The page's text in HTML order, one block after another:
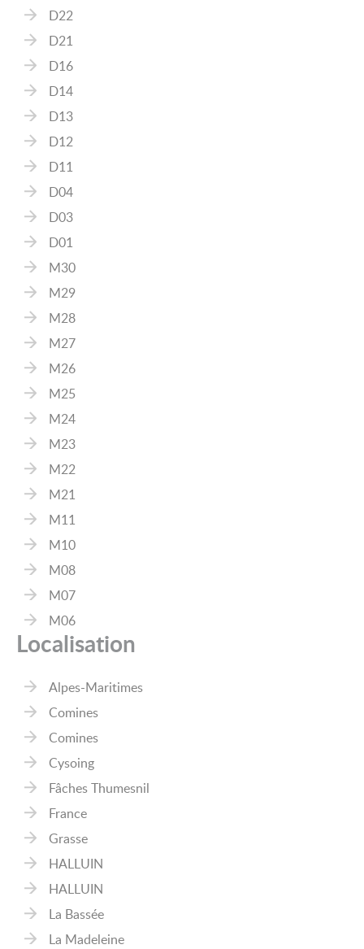
D22
D21
D16
D14
D13
D12
D11
D04
D03
D01
M30
M29
M28
M27
M26
M25
M24
M23
M22
M21
M11
M10
M08
M07
M06
Localisation
Alpes-Maritimes
Comines
Comines
Cysoing
Fâches Thumesnil
France
Grasse
HALLUIN
HALLUIN
La Bassée
La Madeleine